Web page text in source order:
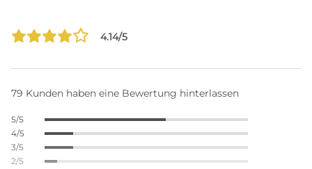
4.14/5
79 Kunden haben eine Bewertung hinterlassen
5/5
4/5
3/5
2/5